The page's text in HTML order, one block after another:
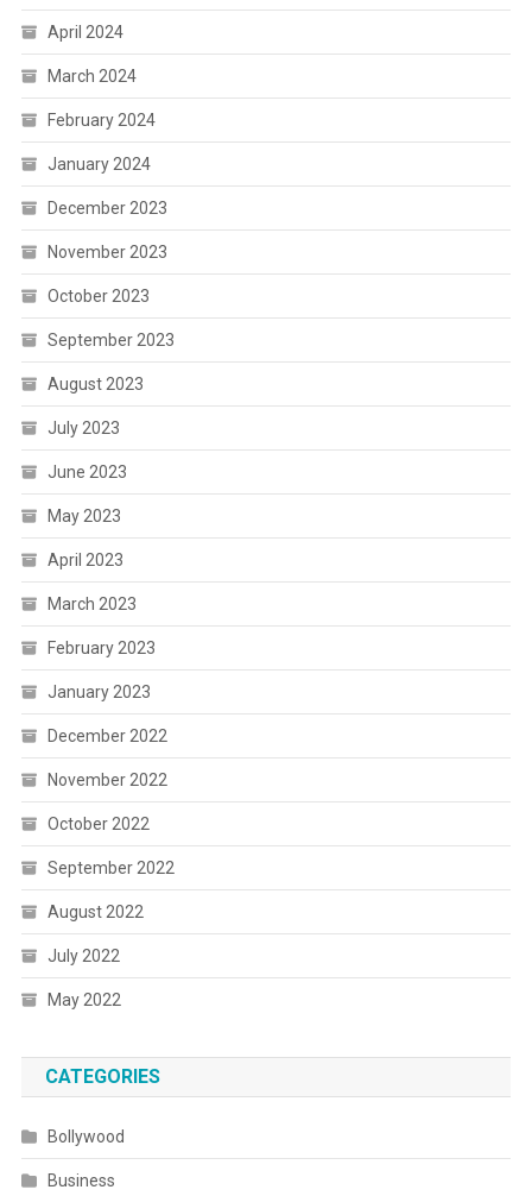
April 2024
March 2024
February 2024
January 2024
December 2023
November 2023
October 2023
September 2023
August 2023
July 2023
June 2023
May 2023
April 2023
March 2023
February 2023
January 2023
December 2022
November 2022
October 2022
September 2022
August 2022
July 2022
May 2022
CATEGORIES
Bollywood
Business